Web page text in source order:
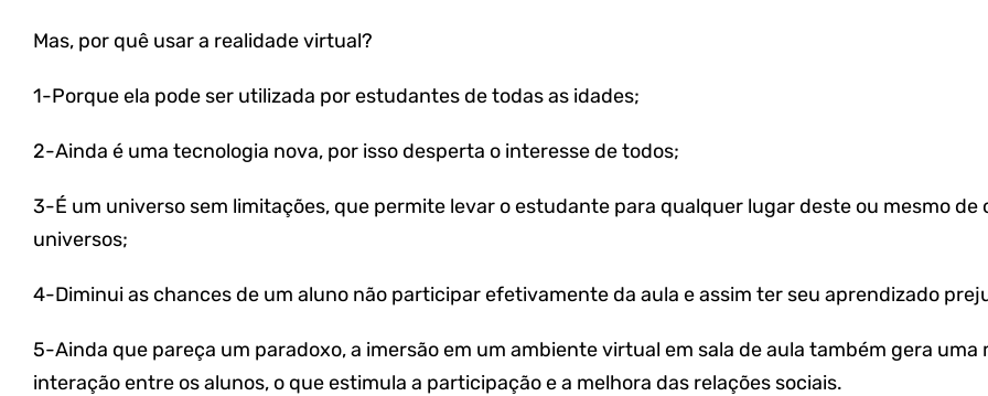
Mas, por quê usar a realidade virtual?
1-Porque ela pode ser utilizada por estudantes de todas as idades;
2-Ainda é uma tecnologia nova, por isso desperta o interesse de todos;
3-É um universo sem limitações, que permite levar o estudante para qualquer lugar deste ou mesmo de
universos;
4-Diminui as chances de um aluno não participar efetivamente da aula e assim ter seu aprendizado
5-Ainda que pareça um paradoxo, a imersão em um ambiente virtual em sala de aula também gera uma
interação entre os alunos, o que estimula a participação e a melhora das relações sociais.